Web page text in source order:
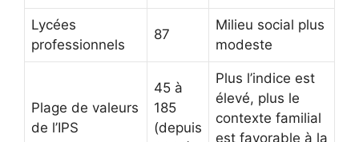
Lycées
professionnels
87
Milieu social plus
modeste
Plage de valeurs
de l’IPS
45 à
185
(depuis
Plus l’indice est
élevé, plus le
contexte familial
est favorable à la